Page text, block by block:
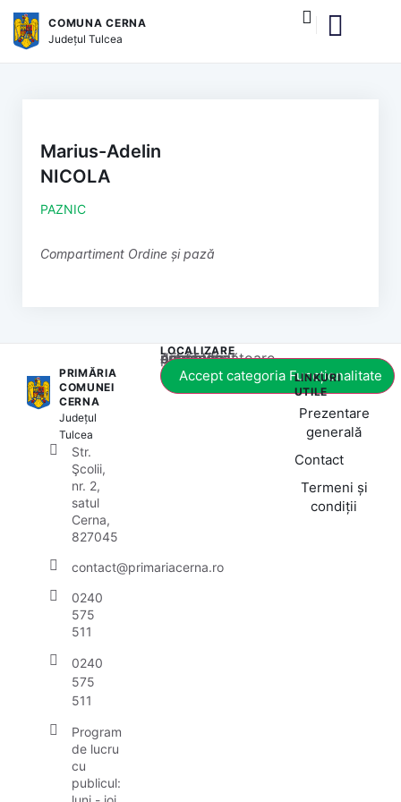
COMUNA CERNA
JudețulTulcea
Marius-Adelin
NICOLA
PAZNIC
Compartiment Ordine și pază
PRIMĂRIA
COMUNEI
CERNA
Județul
Tulcea
Str.
Şcolii,
nr. 2,
satul
Cerna,
827045
contact@primariacerna.ro
0240
575
511
0240
575
511
Program
de lucru
cu
publicul:
LOCALIZARE
Acest conținut este blocat până când acceptați categoria corespunzătoare de cookie-uri.
Accept categoria Funcționalitate
LINKURI
UTILE
Prezentare
generală
Contact
Termeni și
condiții